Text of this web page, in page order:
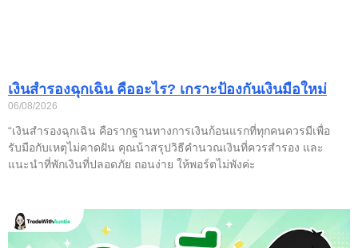
เงินสำรองฉุกเฉิน คืออะไร? เกราะป้องกันเงินมือใหม่
06/08/2026
“เงินสำรองฉุกเฉิน คือรากฐานทางการเงินก้อนแรกที่ทุกคนควรมีเพื่อ
รับมือกับเหตุไม่คาดฝัน คุณน้าสรุปวิธีคำนวณเงินที่ควรสำรอง และ
แนะนำที่พักเงินที่ปลอดภัย ถอนง่าย ให้พอร์ตไม่พังค่ะ